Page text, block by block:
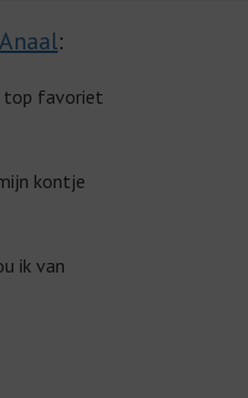
Anaal:
top favoriet
kontje
ik van